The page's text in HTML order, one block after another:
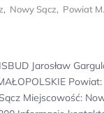
, Nowy Sącz, Powiat
Jarosław
Miejscowość: